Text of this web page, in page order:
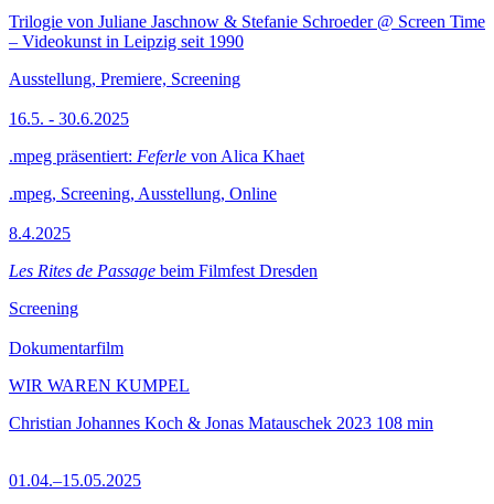
Trilogie von Juliane Jaschnow & Stefanie Schroeder @ Screen Time
– Videokunst in Leipzig seit 1990
Ausstellung, Premiere, Screening
16.5. - 30.6.2025
.mpeg präsentiert: Feferle von Alica Khaet
.mpeg, Screening, Ausstellung, Online
8.4.2025
Les Rites de Passage beim Filmfest Dresden
Screening
Dokumentarfilm
WIR WAREN KUMPEL
Christian Johannes Koch & Jonas Matauschek 2023 108 min
01.04.–15.05.2025